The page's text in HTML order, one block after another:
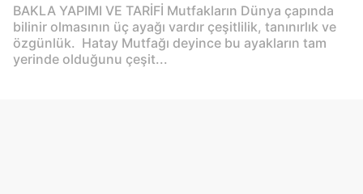
BAKLA YAPIMI VE TARİFİ Mutfakların Dünya çapında
bilinir olmasının üç ayağı vardır çeşitlilik, tanınırlık ve
özgünlük. Hatay Mutfağı deyince bu ayakların tam
yerinde olduğunu çeşit...